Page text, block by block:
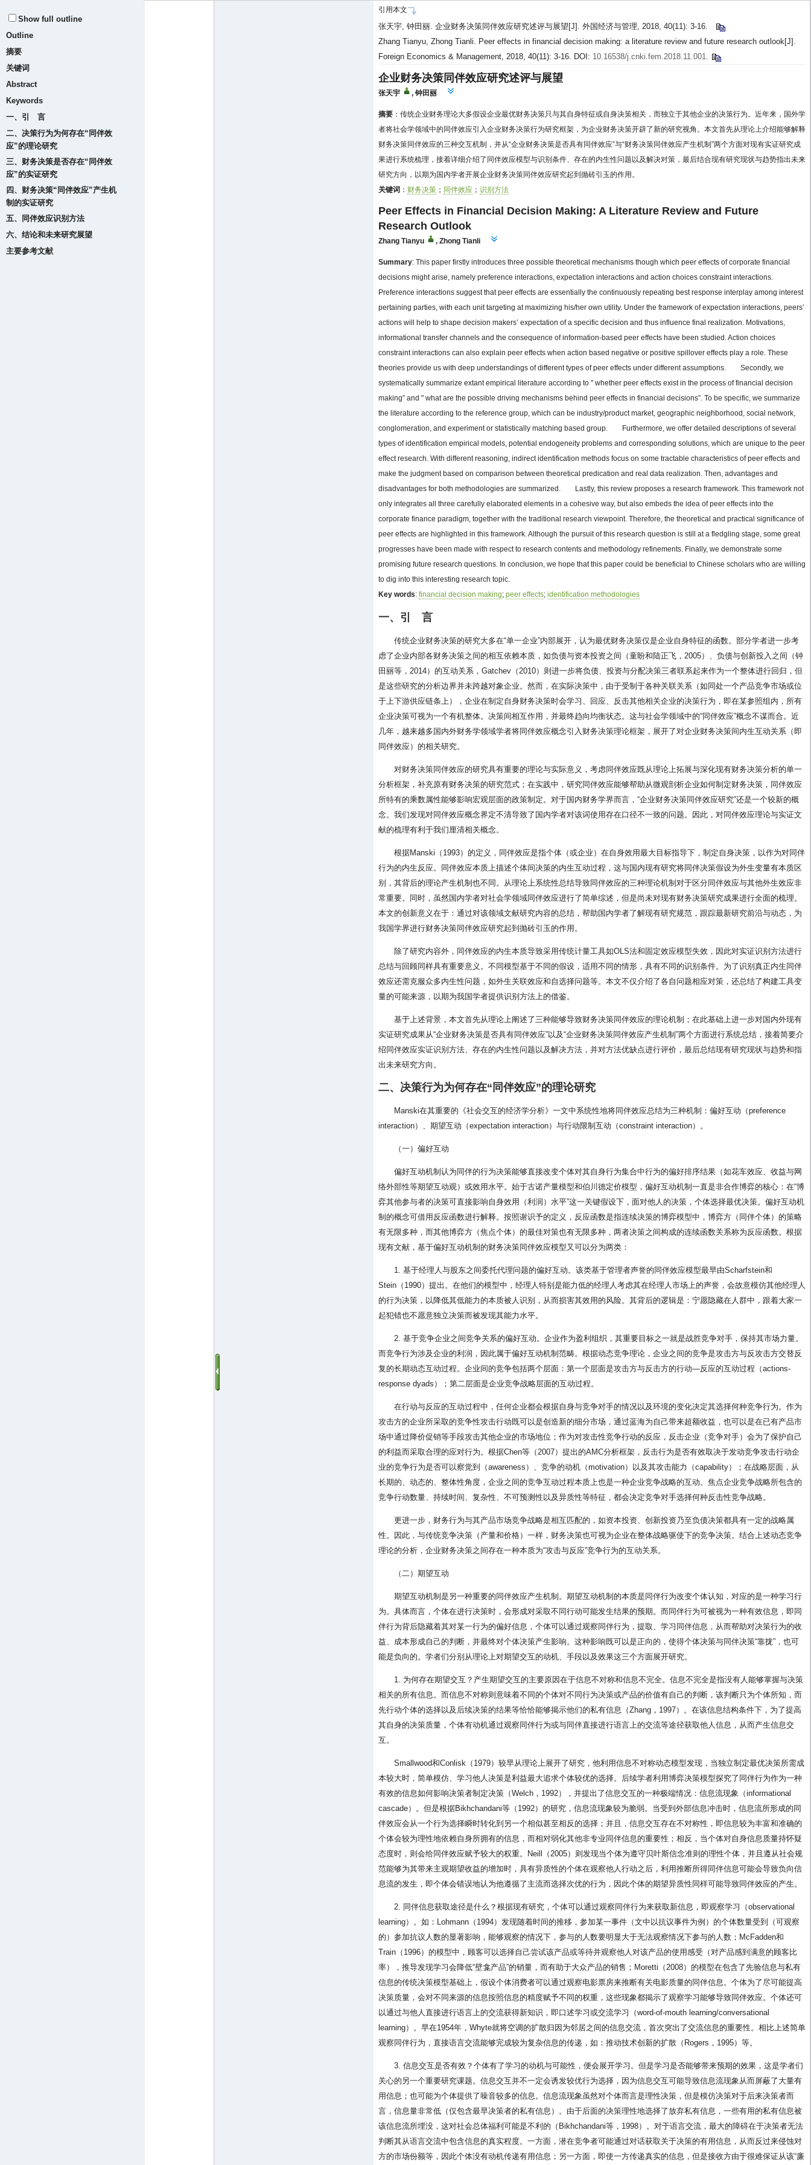
Show full outline
Outline
摘要
关键词
Abstract
Keywords
一、引 言
二、决策行为为何存在“同伴效
应”的理论研究
三、财务决策是否存在“同伴效
应”的实证研究
四、财务决策“同伴效应”产生机
制的实证研究
五、同伴效应识别方法
六、结论和未来研究展望
主要参考文献
引用本文
张天宇, 钟田丽. 企业财务决策同伴效应研究述评与展望[J]. 外国经济与管理, 2018, 40(11): 3-16.
Zhang Tianyu, Zhong Tianli. Peer effects in financial decision making: a literature review and future research outlook[J].
Foreign Economics & Management, 2018, 40(11): 3-16. DOI: 10.16538/j.cnki.fem.2018.11.001.
企业财务决策同伴效应研究述评与展望
张天宇 ,钟田丽
摘要 ：传统企业财务理论大多假设企业最优财务决策只与其自身特征或自身决策相关，而独立于其他企业的决策行为。近年来，国外学
者将社会学领域中的同伴效应引入企业财务决策行为研究框架，为企业财务决策开辟了新的研究视角。本文首先从理论上介绍能够解释
财务决策同伴效应的三种交互机制，并从“企业财务决策是否具有同伴效应”与“财务决策同伴效应产生机制”两个方面对现有实证研究成
果进行系统梳理，接着详细介绍了同伴效应模型与识别条件、存在的内生性问题以及解决对策，最后结合现有研究现状与趋势指出未来
研究方向，以期为国内学者开展企业财务决策同伴效应研究起到抛砖引玉的作用。
关键词 ： 财务决策 ； 同伴效应 ；识别方法
Peer Effects in Financial Decision Making: A Literature Review and Future
Research Outlook
Zhang Tianyu ,Zhong Tianli
Summary: This paper firstly introduces three possible theoretical mechanisms though which peer effects of corporate financial
decisions might arise, namely preference interactions, expectation interactions and action choices constraint interactions.
Preference interactions suggest that peer effects are essentially the continuously repeating best response interplay among interest
pertaining parties, with each unit targeting at maximizing his/her own utility. Under the framework of expectation interactions, peers’
actions will help to shape decision makers’ expectation of a specific decision and thus influence final realization. Motivations,
informational transfer channels and the consequence of information-based peer effects have been studied. Action choices
constraint interactions can also explain peer effects when action based negative or positive spillover effects play a role. These
theories provide us with deep understandings of different types of peer effects under different assumptions. Secondly, we
systematically summarize extant empirical literature according to " whether peer effects exist in the process of financial decision
making” and " what are the possible driving mechanisms behind peer effects in financial decisions”. To be specific, we summarize
the literature according to the reference group, which can be industry/product market, geographic neighborhood, social network,
conglomeration, and experiment or statistically matching based group. Furthermore, we offer detailed descriptions of several
types of identification empirical models, potential endogeneity problems and corresponding solutions, which are unique to the peer
effect research. With different reasoning, indirect identification methods focus on some tractable characteristics of peer effects and
make the judgment based on comparison between theoretical predication and real data realization. Then, advantages and
disadvantages for both methodologies are summarized. Lastly, this review proposes a research framework. This framework not
only integrates all three carefully elaborated elements in a cohesive way, but also embeds the idea of peer effects into the
corporate finance paradigm, together with the traditional research viewpoint. Therefore, the theoretical and practical significance of
peer effects are highlighted in this framework. Although the pursuit of this research question is still at a fledgling stage, some great
progresses have been made with respect to research contents and methodology refinements. Finally, we demonstrate some
promising future research questions. In conclusion, we hope that this paper could be beneficial to Chinese scholars who are willing
to dig into this interesting research topic.
Key words:financial decision making;peer effects;identification methodologies
一、引 言
传统企业财务决策的研究大多在“单一企业”内部展开，认为最优财务决策仅是企业自身特征的函数。部分学者进一步考
虑了企业内部各财务决策之间的相互依赖本质，如负债与资本投资之间（童盼和陆正飞，2005）、负债与创新投入之间（钟
田丽等，2014）的互动关系，Gatchev（2010）则进一步将负债、投资与分配决策三者联系起来作为一个整体进行回归，但
是这些研究的分析边界并未跨越对象企业。然而，在实际决策中，由于受制于各种关联关系（如同处一个产品竞争市场或位
于上下游供应链条上），企业在制定自身财务决策时会学习、回应、反击其他相关企业的决策行为，即在某参照组内，所有
企业决策可视为一个有机整体。决策间相互作用，并最终趋向均衡状态。这与社会学领域中的“同伴效应”概念不谋而合。近
几年，越来越多国内外财务学领域学者将同伴效应概念引入财务决策理论框架，展开了对企业财务决策间内生互动关系（即
同伴效应）的相关研究。
对财务决策同伴效应的研究具有重要的理论与实际意义，考虑同伴效应既从理论上拓展与深化现有财务决策分析的单一
分析框架，补充原有财务决策的研究范式；在实践中，研究同伴效应能够帮助从微观剖析企业如何制定财务决策，同伴效应
所特有的乘数属性能够影响宏观层面的政策制定。对于国内财务学界而言，“企业财务决策同伴效应研究”还是一个较新的概
念。我们发现对同伴效应概念界定不清导致了国内学者对该词使用存在口径不一致的问题。因此，对同伴效应理论与实证文
献的梳理有利于我们厘清相关概念。
根据Manski（1993）的定义，同伴效应是指个体（或企业）在自身效用最大目标指导下，制定自身决策，以作为对同伴
行为的内生反应。同伴效应本质上描述个体间决策的内生互动过程，这与国内现有研究将同伴决策假设为外生变量有本质区
别，其背后的理论产生机制也不同。从理论上系统性总结导致同伴效应的三种理论机制对于区分同伴效应与其他外生效应非
常重要。同时，虽然国内学者对社会学领域同伴效应进行了简单综述，但是尚未对现有财务决策研究成果进行全面的梳理。
本文的创新意义在于：通过对该领域文献研究内容的总结，帮助国内学者了解现有研究规范，跟踪最新研究前沿与动态，为
我国学界进行财务决策同伴效应研究起到抛砖引玉的作用。
除了研究内容外，同伴效应的内生本质导致采用传统计量工具如OLS法和固定效应模型失效，因此对实证识别方法进行
总结与回顾同样具有重要意义。不同模型基于不同的假设，适用不同的情形，具有不同的识别条件。为了识别真正内生同伴
效应还需克服众多内生性问题，如外生关联效应和自选择问题等。本文不仅介绍了各自问题相应对策，还总结了构建工具变
量的可能来源，以期为我国学者提供识别方法上的借鉴。
基于上述背景，本文首先从理论上阐述了三种能够导致财务决策同伴效应的理论机制；在此基础上进一步对国内外现有
实证研究成果从“企业财务决策是否具有同伴效应”以及“企业财务决策同伴效应产生机制”两个方面进行系统总结，接着简要介
绍同伴效应实证识别方法、存在的内生性问题以及解决方法，并对方法优缺点进行评价，最后总结现有研究现状与趋势和指
出未来研究方向。
二、决策行为为何存在“同伴效应”的理论研究
Manski在其重要的《社会交互的经济学分析》一文中系统性地将同伴效应总结为三种机制：偏好互动（preference
interaction）、期望互动（expectation interaction）与行动限制互动（constraint interaction）。
（一）偏好互动
偏好互动机制认为同伴的行为决策能够直接改变个体对其自身行为集合中行为的偏好排序结果（如花车效应、收益与网
络外部性等期望互动观）或效用水平。始于古诺产量模型和伯川德定价模型，偏好互动机制一直是非合作博弈的核心：在“博
弈其他参与者的决策可直接影响自身效用（利润）水平”这一关键假设下，面对他人的决策，个体选择最优决策。偏好互动机
制的概念可借用反应函数进行解释。按照谢识予的定义，反应函数是指连续决策的博弈模型中，博弈方（同伴个体）的策略
有无限多种，而其他博弈方（焦点个体）的最佳对策也有无限多种，两者决策之间构成的连续函数关系称为反应函数。根据
现有文献，基于偏好互动机制的财务决策同伴效应模型又可以分为两类：
1. 基于经理人与股东之间委托代理问题的偏好互动。该类基于管理者声誉的同伴效应模型最早由Scharfstein和
Stein（1990）提出。在他们的模型中，经理人特别是能力低的经理人考虑其在经理人市场上的声誉，会故意模仿其他经理人
的行为决策，以降低其低能力的本质被人识别，从而损害其效用的风险。其背后的逻辑是：宁愿隐藏在人群中，跟着大家一
起犯错也不愿意独立决策而被发现其能力水平。
2. 基于竞争企业之间竞争关系的偏好互动。企业作为盈利组织，其重要目标之一就是战胜竞争对手，保持其市场力量。
而竞争行为涉及企业的利润，因此属于偏好互动机制范畴。根据动态竞争理论，企业之间的竞争是攻击方与反攻击方交替反
复的长期动态互动过程。企业间的竞争包括两个层面：第一个层面是攻击方与反击方的行动—反应的互动过程（actions-
response dyads）；第二层面是企业竞争战略层面的互动过程。
在行动与反应的互动过程中，任何企业都会根据自身与竞争对手的情况以及环境的变化决定其选择何种竞争行为。作为
攻击方的企业所采取的竞争性攻击行动既可以是创造新的细分市场，通过蓝海为自己带来超额收益，也可以是在已有产品市
场中通过降价促销等手段攻击其他企业的市场地位；作为对攻击性竞争行动的反应，反击企业（竞争对手）会为了保护自己
的利益而采取合理的应对行为。根据Chen等（2007）提出的AMC分析框架，反击行为是否有效取决于发动竞争攻击行动企
业的竞争行为是否可以察觉到（awareness）、竞争的动机（motivation）以及其攻击能力（capability）；在战略层面，从
长期的、动态的、整体性角度，企业之间的竞争互动过程本质上也是一种企业竞争战略的互动。焦点企业竞争战略所包含的
竞争行动数量、持续时间、复杂性、不可预测性以及异质性等特征，都会决定竞争对手选择何种反击性竞争战略。
更进一步，财务行为与其产品市场竞争战略是相互匹配的，如资本投资、创新投资乃至负债决策都具有一定的战略属
性。因此，与传统竞争决策（产量和价格）一样，财务决策也可视为企业在整体战略驱使下的竞争决策。结合上述动态竞争
理论的分析，企业财务决策之间存在一种本质为“攻击与反应”竞争行为的互动关系。
（二）期望互动
期望互动机制是另一种重要的同伴效应产生机制。期望互动机制的本质是同伴行为改变个体认知，对应的是一种学习行
为。具体而言，个体在进行决策时，会形成对采取不同行动可能发生结果的预期。而同伴行为可被视为一种有效信息，即同
伴行为背后隐藏着其对某一行为的偏好信息，个体可以通过观察同伴行为，提取、学习同伴信息，从而帮助对决策行为的收
益、成本形成自己的判断，并最终对个体决策产生影响。这种影响既可以是正向的，使得个体决策与同伴决策“靠拢”，也可
能是负向的。学者们分别从理论上对期望交互的动机、手段以及效果这三个方面展开研究。
1. 为何存在期望交互？产生期望交互的主要原因在于信息不对称和信息不完全。信息不完全是指没有人能够掌握与决策
相关的所有信息。而信息不对称则意味着不同的个体对不同行为决策或产品的价值有自己的判断，该判断只为个体所知，而
先行动个体的选择以及后续决策的结果等恰恰能够揭示他们的私有信息（Zhang，1997）。在该信息结构条件下，为了提高
其自身的决策质量，个体有动机通过观察同伴行为或与同伴直接进行语言上的交流等途径获取他人信息，从而产生信息交
互。
Smallwood和Conlisk（1979）较早从理论上展开了研究，他利用信息不对称动态模型发现，当独立制定最优决策所需成
本较大时，简单模仿、学习他人决策是利益最大追求个体较优的选择。后续学者利用博弈决策模型探究了同伴行为作为一种
有效的信息如何影响决策者制定决策（Welch，1992），并提出了信息交互的一种极端情况：信息流现象（informational
cascade）。但是根据Bikhchandani等（1992）的研究，信息流现象较为脆弱。当受到外部信息冲击时，信息流所形成的同
伴效应会从一个行为选择瞬时转化到另一个相似甚至相反的选择；并且，信息交互存在不对称性，即信息较为丰富和准确的
个体会较为理性地依赖自身所拥有的信息，而相对弱化其他非专业同伴信息的重要性；相反，当个体对自身信息质量持怀疑
态度时，则会给同伴效应赋予较大的权重。Neill（2005）则发现当个体为遵守贝叶斯信念准则的理性个体，并且遵从社会规
范能够为其带来主观期望收益的增加时，具有异质性的个体在观察他人行动之后，利用推断所得同伴信息可能会导致负向信
息流的发生，即个体会错误地认为他遵循了主流而选择次优的行为，因此个体的期望异质性同样可能导致同伴效应的产生。
2. 同伴信息获取途径是什么？根据现有研究，个体可以通过观察同伴行为来获取新信息，即观察学习（observational
learning）。如：Lohmann（1994）发现随着时间的推移，参加某一事件（文中以抗议事件为例）的个体数量受到（可观察
的）参加抗议人数的显著影响，能够观察的情况下，参与的人数要明显大于无法观察情况下参与的人数；McFadden和
Train（1996）的模型中，顾客可以选择自己尝试该产品或等待并观察他人对该产品的使用感受（对产品感到满意的顾客比
率），推导发现学习会降低“壁龛产品”的销量，而有助于大众产品的销售；Moretti（2008）的模型在包含了先验信息与私有
信息的传统决策模型基础上，假设个体消费者可以通过观察电影票房来推断有关电影质量的同伴信息。个体为了尽可能提高
决策质量，会对不同来源的信息按照信息的精度赋予不同的权重，这些现象都揭示了观察学习能够导致同伴效应。个体还可
以通过与他人直接进行语言上的交流获得新知识，即口述学习或交流学习（word-of-mouth learning/conversational
learning）。早在1954年，Whyte就将空调的扩散归因为邻居之间的信息交流，首次突出了交流信息的重要性。相比上述简单
观察同伴行为，直接语言交流能够完成较为复杂信息的传递，如：推动技术创新的扩散（Rogers，1995）等。
3. 信息交互是否有效？个体有了学习的动机与可能性，便会展开学习。但是学习是否能够带来预期的效果，这是学者们
关心的另一个重要研究课题。信息交互并不一定会诱发较优行为选择，因为信息交互可能导致信息流现象从而屏蔽了大量有
用信息；也可能为个体提供了噪音较多的信息。信息流现象虽然对个体而言是理性决策，但是模仿决策对于后来决策者而
言，信息量非常低（仅包含最早决策者的私有信息）。由于后面的决策理性地选择了放弃私有信息，一些有用的私有信息被
该信息流所埋没，这对社会总体福利可能是不利的（Bikhchandani等，1998）。对于语言交流，最大的障碍在于决策者无法
判断其从语言交流中包含信息的真实程度。一方面，潜在竞争者可能通过对话获取关于决策的有用信息，从而反过来侵蚀对
方的市场份额等，因此个体没有动机传递有用信息；另一方面，即使一方传递真实的信息，但是接收方由于很难保证从该“廉